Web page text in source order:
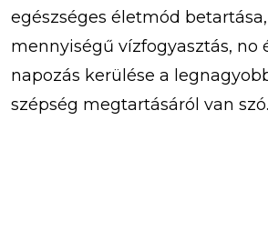
egészséges életmód
mennyiségű vízfogyasztás, no
napozás kerülése a
szépség megtartásáról van szó.